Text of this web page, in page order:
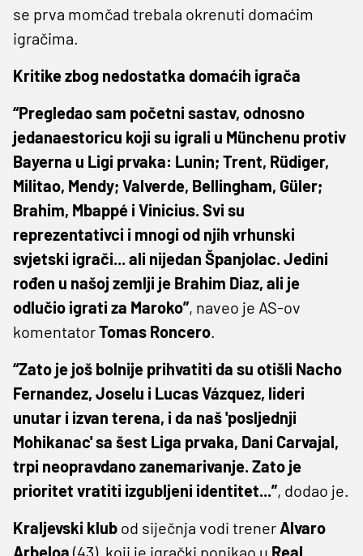
se prva momčad trebala okrenuti domaćim
igračima.
Kritike zbog nedostatka domaćih igrača
“Pregledao sam početni sastav, odnosno
jedanaestoricu koji su igrali u Münchenu protiv
Bayerna u Ligi prvaka: Lunin; Trent, Rüdiger,
Militao, Mendy; Valverde, Bellingham, Güler;
Brahim, Mbappé i Vinicius. Svi su
reprezentativci i mnogi od njih vrhunski
svjetski igrači... ali nijedan Španjolac. Jedini
rođen u našoj zemlji je Brahim Diaz, ali je
odlučio igrati za Maroko”, naveo je AS-ov
komentatorTomas Roncero.
“Zato je još bolnije prihvatiti da su otišli Nacho
Fernandez, Joselu i Lucas Vázquez, lideri
unutar i izvan terena, i da naš 'posljednji
Mohikanac' sa šest Liga prvaka, Dani Carvajal,
trpi neopravdano zanemarivanje. Zato je
prioritet vratiti izgubljeni identitet...”, dodao je.
Kraljevski klub od siječnja vodi trener Alvaro
Arbeloa (43), koji je igrački ponikao u Real